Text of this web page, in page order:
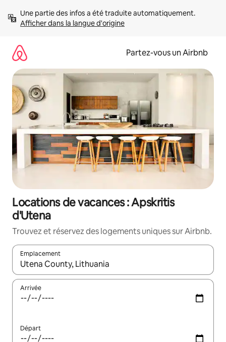
directement
Afficher dans la langue d'origine
Partez-vous un Airbnb
Locations de vacances : Apskritis
d'Utena
Trouvez et réservez des logements uniques sur Airbnb.
Emplacement
Quand les résultats sont affichés, parcourez-les en utilisant
Arrivée
Départ